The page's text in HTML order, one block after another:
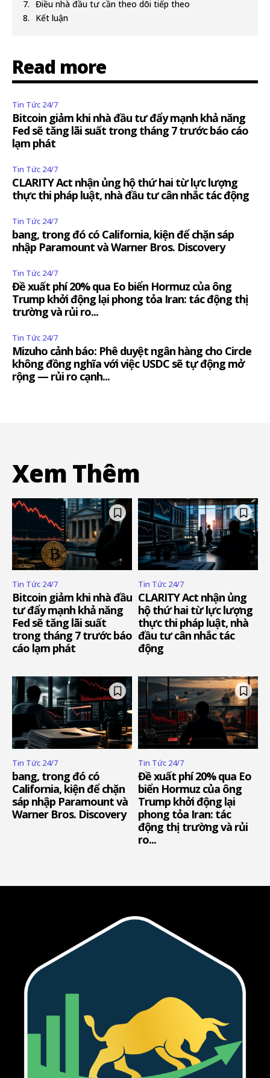
Điều nhà đầu tư cần theo dõi tiếp theo
Kết luận
Read more
Tin Tức 24/7
Bitcoin giảm khi nhà đầu tư đẩy mạnh khả năng
Fed sẽ tăng lãi suất trong tháng 7 trước báo cáo
lạm phát
Tin Tức 24/7
CLARITY Act nhận ủng hộ thứ hai từ lực lượng
thực thi pháp luật, nhà đầu tư cân nhắc tác động
Tin Tức 24/7
bang, trong đó có California, kiện để chặn sáp
nhập Paramount và Warner Bros. Discovery
Tin Tức 24/7
Đề xuất phí 20% qua Eo biển Hormuz của ông
Trump khởi động lại phong tỏa Iran: tác động thị
trường và rủi ro...
Tin Tức 24/7
Mizuho cảnh báo: Phê duyệt ngân hàng cho Circle
không đồng nghĩa với việc USDC sẽ tự động mở
rộng — rủi ro cạnh...
Xem Thêm
Tin Tức 24/7
Bitcoin giảm khi nhà đầu
tư đẩy mạnh khả năng
Fed sẽ tăng lãi suất
trong tháng 7 trước báo
cáo lạm phát
Tin Tức 24/7
CLARITY Act nhận ủng
hộ thứ hai từ lực lượng
thực thi pháp luật, nhà
đầu tư cân nhắc tác
động
Tin Tức 24/7
bang, trong đó có
California, kiện để chặn
sáp nhập Paramount và
Warner Bros. Discovery
Tin Tức 24/7
Đề xuất phí 20% qua Eo
biển Hormuz của ông
Trump khởi động lại
phong tỏa Iran: tác
động thị trường và rủi
ro...